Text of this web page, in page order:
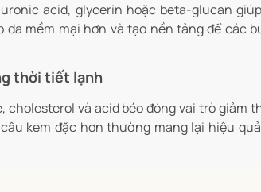
acid, glycerin hoặc beta-glucan
mềm mại hơn và tạo nền tảng để các
thời tiết lạnh
cholesterol và acid béo đóng vai trò giảm
kem đặc hơn thường mang lại hiệu